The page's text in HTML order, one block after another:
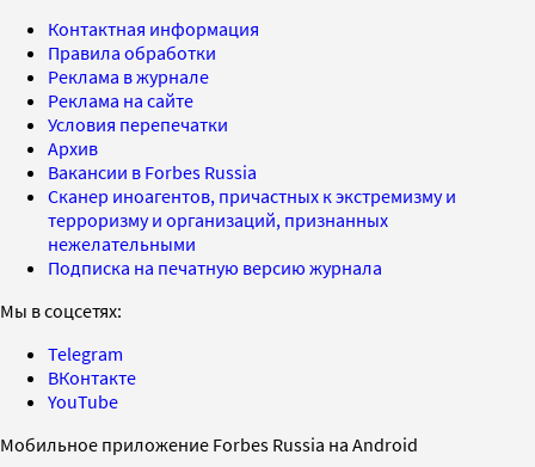
Контактная информация
Правила обработки
Реклама в журнале
Реклама на сайте
Условия перепечатки
Архив
Вакансии в Forbes Russia
Сканер иноагентов, причастных к экстремизму и
терроризму и организаций, признанных
нежелательными
Подписка на печатную версию журнала
Мы в соцсетях:
Telegram
ВКонтакте
YouTube
Мобильное приложение Forbes Russia на Android